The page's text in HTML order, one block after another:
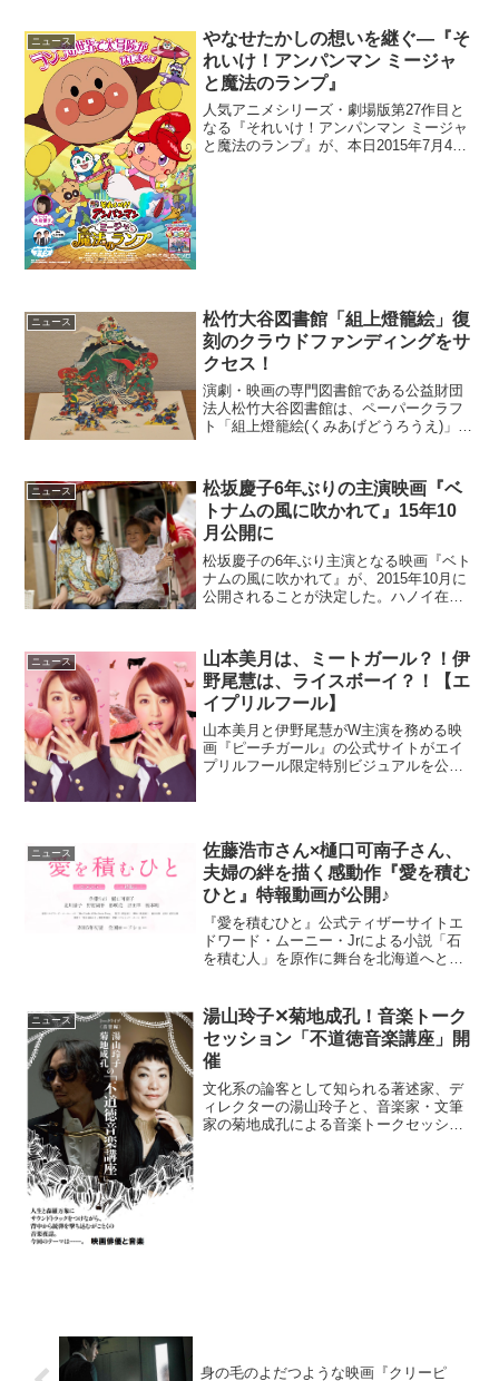
ニュース
やなせたかしの想いを継ぐ―『そ
れいけ！アンパンマン ミージャ
と魔法のランプ』
人気アニメシリーズ・劇場版第27作目と
なる『それいけ！アンパンマン ミージャ
と魔法のランプ』が、本日2015年7月4日
ニュース
松竹大谷図書館「組上燈籠絵」復
刻のクラウドファンディングをサ
クセス！
演劇・映画の専門図書館である公益財団
法人松竹大谷図書館は、ペーパークラフ
ト「組上燈籠絵(くみあげどうろうえ)」を
せた。同クラウドファンディングは、10
月26日まで引き続...
ニュース
松坂慶子6年ぶりの主演映画『ベ
トナムの風に吹かれて』15年10
月公開に
松坂慶子の6年ぶり主演となる映画『ベト
ナムの風に吹かれて』が、2015年10月に
公開されることが決定した。ハノイ在住
ィクションを交えて大森一樹監督が映画
化する本作。(...
ニュース
山本美月は、ミートガール？！伊
野尾慧は、ライスボーイ？！【エ
イプリルフール】
山本美月と伊野尾慧がW主演を務める映
画『ピーチガール』の公式サイトがエイ
プリルフール限定特別ビジュアルを公開
部数1,300万部を超え...
ニュース
佐藤浩市さん×樋口可南子さん、
夫婦の絆を描く感動作『愛を積む
ひと』特報動画が公開♪
『愛を積むひと』公式ティザーサイトエ
ドワード・ムーニー・Jrによる小説「石
を積む人」を原作に舞台を北海道へと移
ん×高良健吾さんの夫婦を描いた朝原雄三
監督がメガホンをと...
ニュース
湯山玲子✕菊地成孔！音楽トーク
セッション「不道徳音楽講座」開
催
文化系の論客として知られる著述家、デ
ィレクターの湯山玲子と、音楽家・文筆
家の菊地成孔による音楽トークセッショ
身の毛のよだつような映画『クリーピ